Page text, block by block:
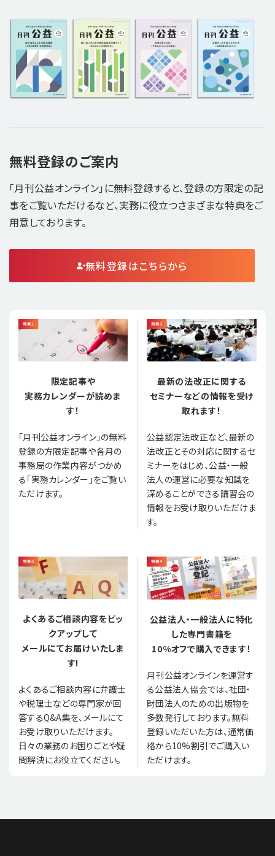
無料登録のご案内
「月刊公益オンライン」に無料登録すると、登録の方限定の記
事をご覧いただけるなど、実務に役立つさまざまな特典をご
用意しております。
無料登録はこちらから
限定記事や
実務カレンダーが読めま
す！
「月刊公益オンライン」の無料
登録の方限定記事や各月の
事務局の作業内容がつかめ
る「実務カレンダー」をご覧い
ただけます。
最新の法改正に関する
セミナーなどの情報を受け
取れます！
公益認定法改正など、最新の
法改正とその対応に関するセ
ミナーをはじめ、公益・一般
法人の運営に必要な知識を
深めることができる講習会の
情報をお受け取りいただけま
す。
よくあるご相談内容をピッ
クアップして
メールにてお届けいたしま
す!
よくあるご相談内容に弁護士
や税理士などの専門家が回
答するQ&A集を、メールにて
お受け取りいただけます。
日々の業務のお困りごとや疑
問解決にお役立てください。
公益法人・一般法人に特化
した専門書籍を
10%オフで購入できます！
月刊公益オンラインを運営す
る公益法人協会では、社団・
財団法人のための出版物を
多数発行しております。無料
登録いただいた方は、通常価
格から10%割引でご購入い
ただけます。